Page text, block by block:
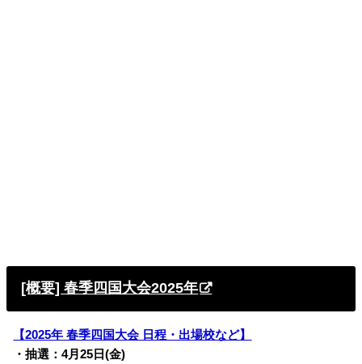
[概要] 春季四国大会2025年
【2025年 春季四国大会 日程・出場校など】
・抽選：4月25日(金)